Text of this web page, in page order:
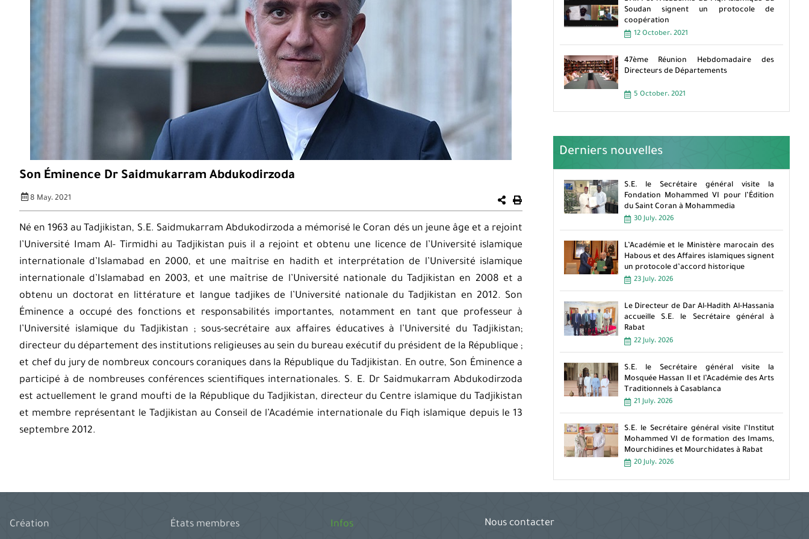
Son Éminence Dr Saidmukarram Abdukodirzoda
8 May، 2021
Né en 1963 au Tadjikistan, S.E. Saidmukarram Abdukodirzoda a mémorisé le Coran dés un jeune âge et a rejoint
l’Université Imam Al- Tirmidhi au Tadjikistan puis il a rejoint et obtenu une licence de l’Université islamique
internationale d’Islamabad en 2000, et une maîtrise en hadith et interprétation de l’Université islamique
internationale d’Islamabad en 2003, et une maîtrise de l’Université nationale du Tadjikistan en 2008 et a
obtenu un doctorat en littérature et langue tadjikes de l’Université nationale du Tadjikistan en 2012. Son
Éminence a occupé des fonctions et responsabilités importantes, notamment en tant que professeur à
l’Université islamique du Tadjikistan ; sous-secrétaire aux affaires éducatives à l’Université du Tadjikistan;
directeur du département des institutions religieuses au sein du bureau exécutif du président de la République ;
et chef du jury de nombreux concours coraniques dans la République du Tadjikistan. En outre, Son Éminence a
participé à de nombreuses conférences scientifiques internationales. S. E. Dr Saidmukarram Abdukodirzoda
est actuellement le grand moufti de la République du Tadjikistan, directeur du Centre islamique du Tadjikistan
et membre représentant le Tadjikistan au Conseil de l’Académie internationale du Fiqh islamique depuis le 13
septembre 2012.
Soudan signent un protocole de
coopération
12 October، 2021
47ème Réunion Hebdomadaire des
Directeurs de Départements
5 October، 2021
Derniers nouvelles
S.E. le Secrétaire général visite la
Fondation Mohammed VI pour l’Édition
du Saint Coran à Mohammedia
30 July، 2026
L’Académie et le Ministère marocain des
Habous et des Affaires islamiques signent
un protocole d’accord historique
23 July، 2026
Le Directeur de Dar Al-Hadith Al-Hassania
accueille S.E. le Secrétaire général à
Rabat
22 July، 2026
S.E. le Secrétaire général visite la
Mosquée Hassan II et l’Académie des Arts
Traditionnels à Casablanca
21 July، 2026
S.E. le Secrétaire général visite l’Institut
Mohammed VI de formation des Imams,
Mourchidines et Mourchidates à Rabat
20 July، 2026
Création États membres Infos Nous contacter